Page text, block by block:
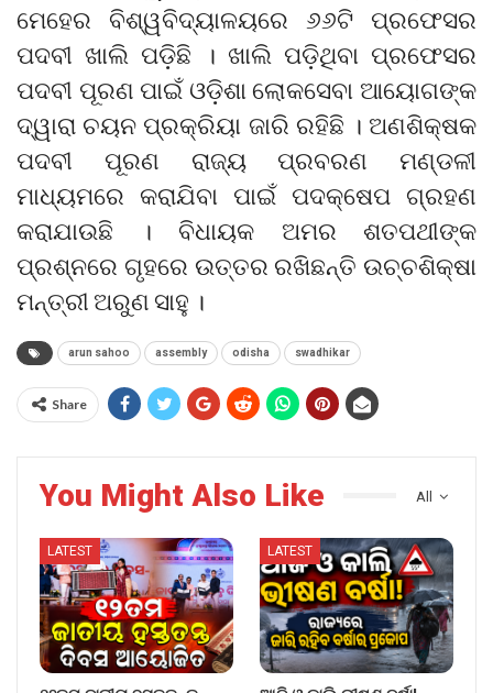
ମେହେର ବିଶ୍ୱବିଦ୍ୟାଳୟରେ ୬୬ଟି ପ୍ରଫେସର
ପଦବୀ ଖାଲି ପଡ଼ିଛି । ଖାଲି ପଡ଼ିଥିବା ପ୍ରଫେସର
ପଦବୀ ପୂରଣ ପାଇଁ ଓଡ଼ିଶା ଲୋକସେବା ଆୟୋଗଙ୍କ
ଦ୍ୱାରା ଚୟନ ପ୍ରକ୍ରିୟା ଜାରି ରହିଛି । ଅଣଶିକ୍ଷକ
ପଦବୀ ପୂରଣ ରାଜ୍ୟ ପ୍ରବରଣ ମଣ୍ଡଳୀ
ମାଧ୍ୟମରେ କରାଯିବା ପାଇଁ ପଦକ୍ଷେପ ଗ୍ରହଣ
କରାଯାଉଛି । ବିଧାୟକ ଅମର ଶତପଥୀଙ୍କ
ପ୍ରଶ୍ନରେ ଗୃହରେ ଉତ୍ତର ରଖିଛନ୍ତି ଉଚ୍ଚଶିକ୍ଷା
ମନ୍ତ୍ରୀ ଅରୁଣ ସାହୁ ।
arun sahoo assembly odisha swadhikar
Share
All
You Might Also Like
LATEST LATEST